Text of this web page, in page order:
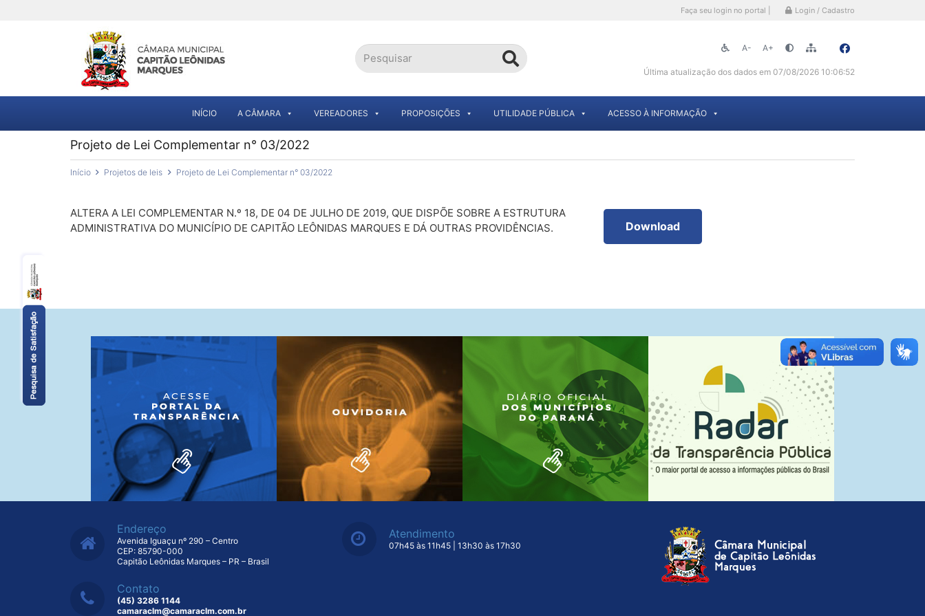
Faça seu login no portal | Login / Cadastro
A- A+
Última atualização dos dados em 07/08/2026 10:06:52
INÍCIO A CÂMARA VEREADORES PROPOSIÇÕES UTILIDADE PÚBLICA ACESSO À INFORMAÇÃO
Projeto de Lei Complementar n° 03/2022
Início Projetos de leis Projeto de Lei Complementar n° 03/2022
ALTERA A LEI COMPLEMENTAR N.º 18, DE 04 DE JULHO DE 2019, QUE DISPÕE SOBRE A ESTRUTURA
ADMINISTRATIVA DO MUNICÍPIO DE CAPITÃO LEÔNIDAS MARQUES E DÁ OUTRAS PROVIDÊNCIAS.
Download
Endereço
Avenida Iguaçu nº 290 – Centro
CEP: 85790-000
Capitão Leônidas Marques – PR – Brasil
Contato
(45) 3286 1144
camaraclm@camaraclm.com.br
Atendimento
07h45 às 11h45 | 13h30 às 17h30